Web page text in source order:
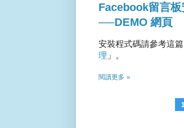
Facebook留言
──DEMO 網頁
安裝程式碼請參考這篇
理 」。
閱讀更多 »